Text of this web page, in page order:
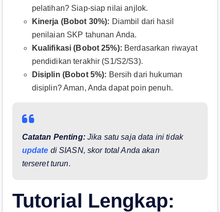
pelatihan? Siap-siap nilai anjlok.
Kinerja (Bobot 30%): Diambil dari hasil
penilaian SKP tahunan Anda.
Kualifikasi (Bobot 25%): Berdasarkan riwayat
pendidikan terakhir (S1/S2/S3).
Disiplin (Bobot 5%): Bersih dari hukuman
disiplin? Aman, Anda dapat poin penuh.
Catatan Penting:Jika satu saja data ini tidak
update di SIASN, skor total Anda akan
terseret turun.
Tutorial Lengkap: